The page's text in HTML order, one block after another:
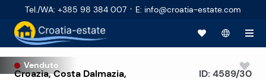
Tel./WA: +385 98 384 007 · E: info@croatia-estate.com
Venduto
Croazia,Costa Dalmazia,
ID: 4589/30